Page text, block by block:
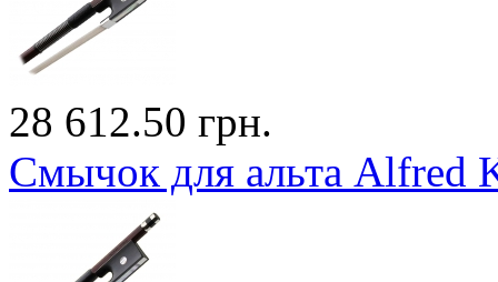
28 612.50 грн.
Смычок для альта Alfred